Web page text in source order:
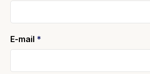
E-mail *